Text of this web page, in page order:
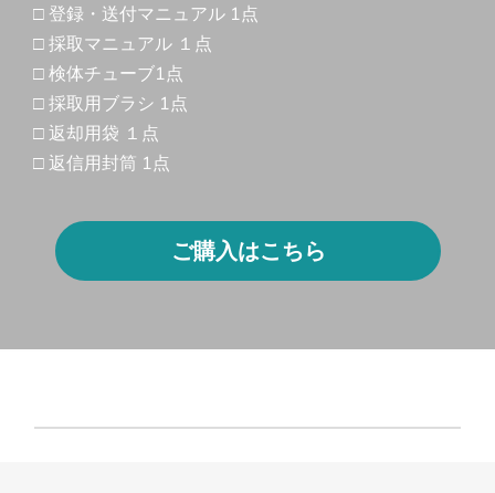
□ 登録・送付マニュアル 1点
□ 採取マニュアル １点
□ 検体チューブ1点
□ 採取用ブラシ 1点
□ 返却用袋 １点
□ 返信用封筒 1点
ご購入はこちら